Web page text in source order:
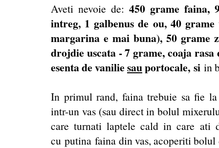
Aveti nevoie de: 450 grame faina,
intreg, 1 galbenus de ou, 40
margarina e mai buna), 50 grame
drojdie uscata - 7 grame, coaja
esenta de vaniliesauportocale, si in
In primul rand, faina trebuie sa fie
intr-un vas (sau direct in bolul
care turnati laptele cald in care ati
cu putina faina din vas, acoperiti